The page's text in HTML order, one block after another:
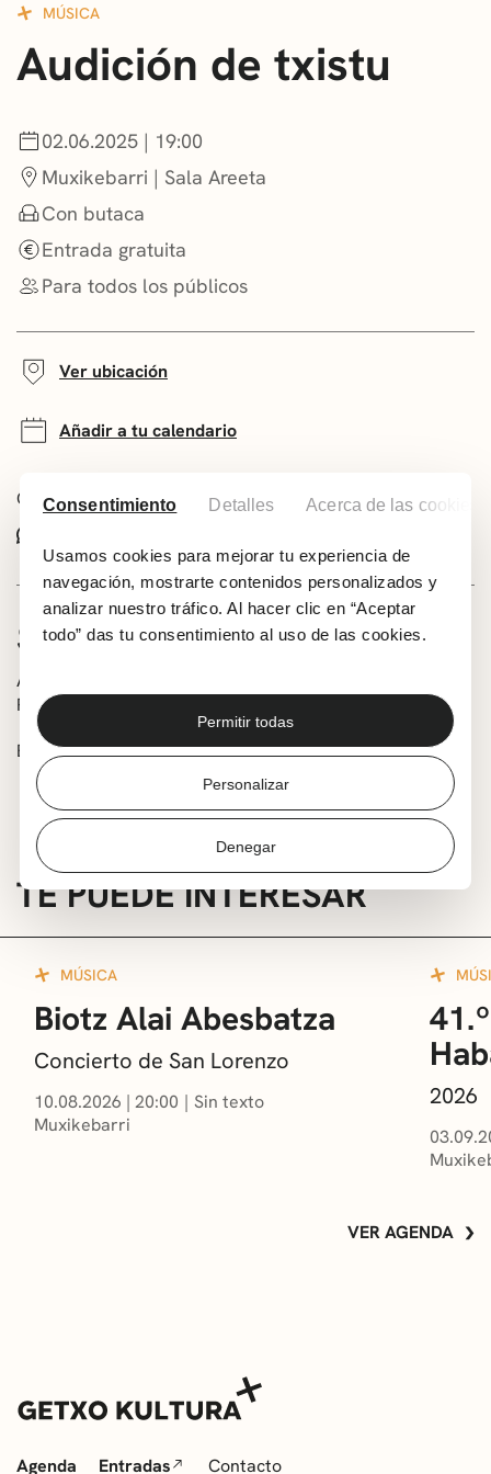
Consentimiento Detalles Acerca de las cookies
Usamos cookies para mejorar tu experiencia de
navegación, mostrarte contenidos personalizados y
analizar nuestro tráfico. Al hacer clic en “Aceptar
todo” das tu consentimiento al uso de las cookies.
Permitir todas
Personalizar
Denegar
NOTICIAS
GETXO KULTURA
ASOCIACIONES CULTURALES
MÚSICA
Audición de txistu
02.06.2025 | 19:00
Muxikebarri | Sala Areeta
Con butaca
Entrada gratuita
Para todos los públicos
Ver ubicación
Añadir a tu calendario
Comparte este evento:
SOBRE LA ACTIVIDAD
Audición de txistu del alumnado del profesor Juanma
Pérez de la Escuela de Música Andrés Isasi.
Entrada libre.
TE PUEDE INTERESAR
MÚSICA
Biotz Alai Abesbatza
Concierto de San Lorenzo
10.08.2026 | 20:00
Sin texto
Muxikebarri
2026
VER AGENDA
Agenda Entradas Contacto